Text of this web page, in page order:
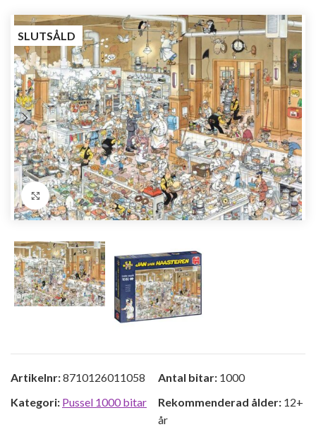
SLUTSÅLD
Förstora bild
Artikelnr:8710126011058
Kategori: Pussel 1000 bitar
Antal bitar: 1000
Rekommenderad ålder: 12+
år